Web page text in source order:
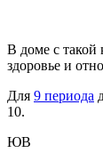
В доме с такой
здоровье и
Для 9 периода
10.
ЮВ